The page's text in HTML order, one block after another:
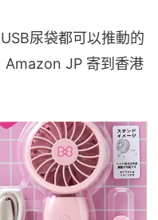
尿袋都可以推動的
Amazon JP 寄到香港